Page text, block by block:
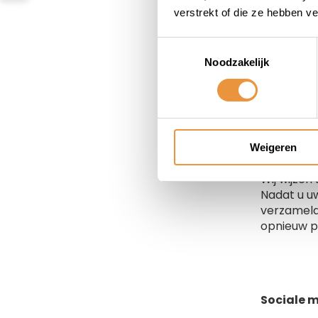
verstrekt of die ze hebben
Noodzakelijk
Weigeren
Google
Google
de
Wij
hebt
Wij
Nadat u
opnieuw
Sociale